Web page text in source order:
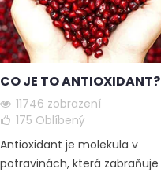
CO JE TO ANTIOXIDANT?
11746 zobrazení
175 Oblíbený
Antioxidant je molekula v
potravinách, která zabraňuje